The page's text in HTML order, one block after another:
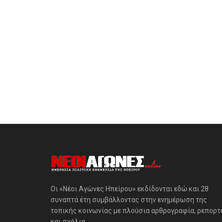
Οι «Νέοι Αγώνες Ηπείρου» εκδίδονται εδώ και 28
συναπτά έτη συμβάλλοντας στην ενημέρωση της
τοπικής κοινωνίας με πλούσια αρθρογραφία,